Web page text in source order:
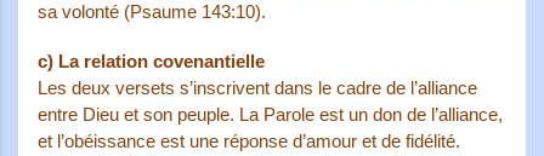
sa volonté (Psaume 143:10).
c) La relation covenantielle
Les deux versets s’inscrivent dans le cadre de l’alliance
entre Dieu et son peuple. La Parole est un don de l’alliance,
et l’obéissance est une réponse d’amour et de fidélité.